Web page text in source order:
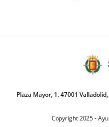
Plaza Mayor, 1. 47001
Copyright 2025 -